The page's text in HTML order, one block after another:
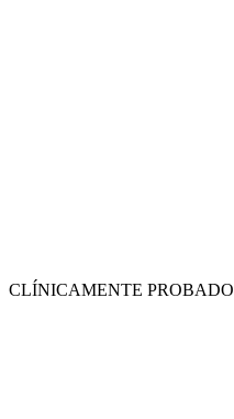
CLÍNICAMENTE PROBADO